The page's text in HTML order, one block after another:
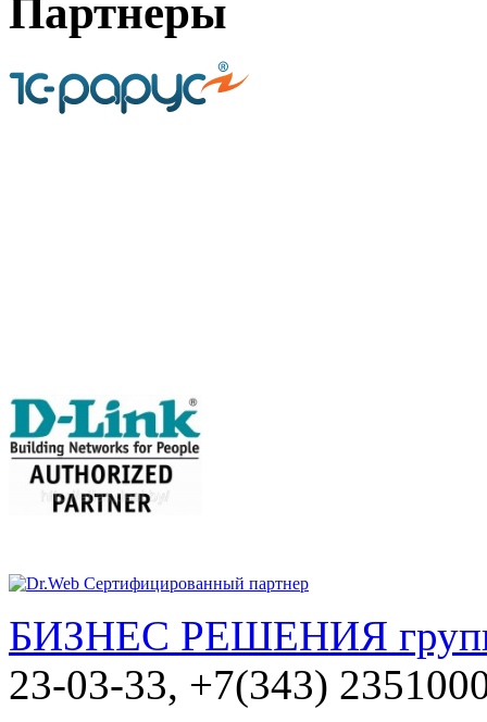
Партнеры
БИЗНЕС РЕШЕНИЯ
23-03-33, +7(343)